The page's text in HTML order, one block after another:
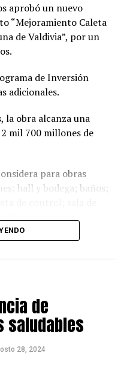
aprobó un nuevo
“Mejoramiento Caleta
de Valdivia”, por un
de Inversión
adicionales.
la obra alcanza una
mil 700 millones de
para obras
hall y bodega; baños;
considera un
de
saludables
28, 2024